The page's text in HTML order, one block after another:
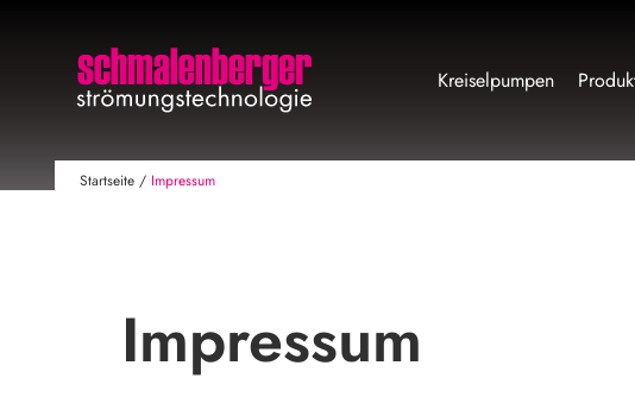
Kreiselpumpen
Startseite / Impressum
Impressum